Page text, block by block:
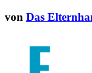
von Das